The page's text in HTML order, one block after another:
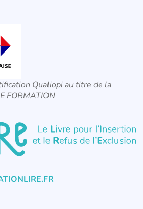
Qualiopi au titre de la
FORMATION